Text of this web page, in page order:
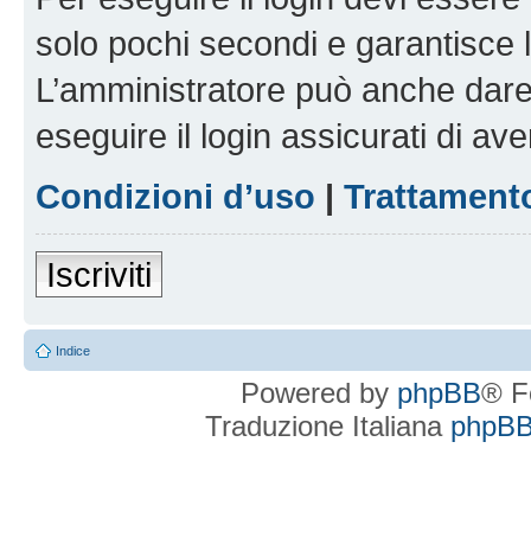
solo pochi secondi e garantisce
L’amministratore può anche
eseguire il login assicurati di
Condizioni d’uso |
Iscriviti
Indice
Powered by phpBB®
Traduzione Italiana